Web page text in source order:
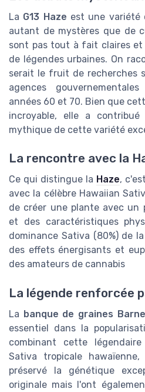
La G13 Haze est une variété
autant de mystères que de
sont pas tout à fait claires
de légendes urbaines. On
serait le fruit de recherches
agences
années 60 et 70. Bien que
incroyable, elle a
mythique de cette variété
La rencontre avec la
Ce qui distingue la Haze,
avec la célèbre Hawaiian
de créer une plante avec un
et des caractéristiques
dominance Sativa (80%) de
des effets énergisants et
des amateurs de cannabis
La légende renforcée
La banque de graines
essentiel dans la
combinant cette
Sativa tropicale
préservé la génétique
originale mais l'ont